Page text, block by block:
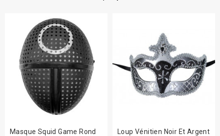
Masque Squid Game Rond
Loup Vénitien Noir Et Argent